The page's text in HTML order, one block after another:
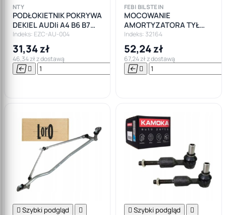
NTY
PODŁOKIETNIK POKRYWA
DEKIEL AUDIi A4 B6 B7
2000-2008 CZARNY
Indeks: EZC-AU-004
31,34 zł
46,34 zł z dostawą
  

FEBI BILSTEIN
MOCOWANIE
AMORTYZATORA TYŁ
AUDI A4 B6 B7 A6 C6
Indeks: 32164
52,24 zł
67,24 zł z dostawą
 
 Szybki podgląd   Szybki podgląd 